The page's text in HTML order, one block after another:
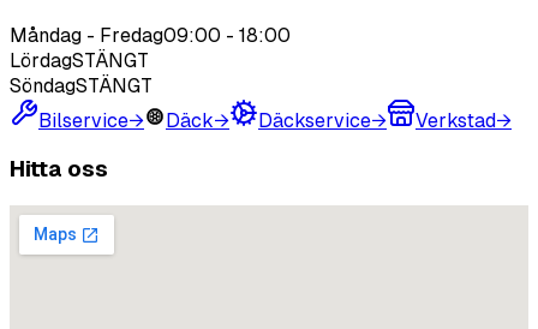
Måndag - Fredag09:00 - 18:00
LördagSTÄNGT
SöndagSTÄNGT
Bilservice→ Däck→ Däckservice→ Verkstad→
Hitta oss